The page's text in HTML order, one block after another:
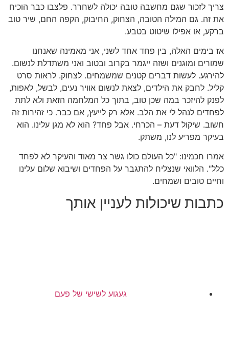
צריך לזכור שגם מחשבה טובה יכולה לשחרר. פלצבו כבר הוכיח
את זה. גם המילה הטובה, הצחוק, החיבוק, הקפה החם, שיר טוב
ברקע, או אפילו שיטוט בטבע.
אז בימים האלה, בין פחד אחד לשני, אני מאמינה שאנחנו
שמורים ומוגנים ושזה ייגמר בקרוב ובטוב ואני משתדלת לנשום.
להירגע. לעשות דברים קטנים שמשמחים. לצחוק. לראות סרט
קליל. לחבק את הילדים, לצאת לנשום אוויר נעים, לבשל, לאפות,
לפנק להיזכר במה שכן טוב, בתוך כל המלחמה הזאת ולא לתת
לפחדים לנהל לי את הלב. אלא רק לייעץ, אם כבר. כי זהירות זה
חשוב. שיקול דעת – הכרחי. אבל פחד? הוא לא מגן עלינו. הוא
בעיקר מפריע לנו, משתק.
אמרו חכמינו: "כל העולם כולו גשר צר מאוד והעיקר לא לפחד
כלל". הלוואי שנצליח להתגבר על הפחדים ושיבוא שלום עלינו
וחיים טובים ושמחים.
כתבות שיכולות לעניין אותך
געגוע לשישי של פעם